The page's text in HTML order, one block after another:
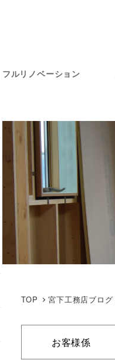
フルリノベーション
TOP 宮下工務店ブログ
お客様係